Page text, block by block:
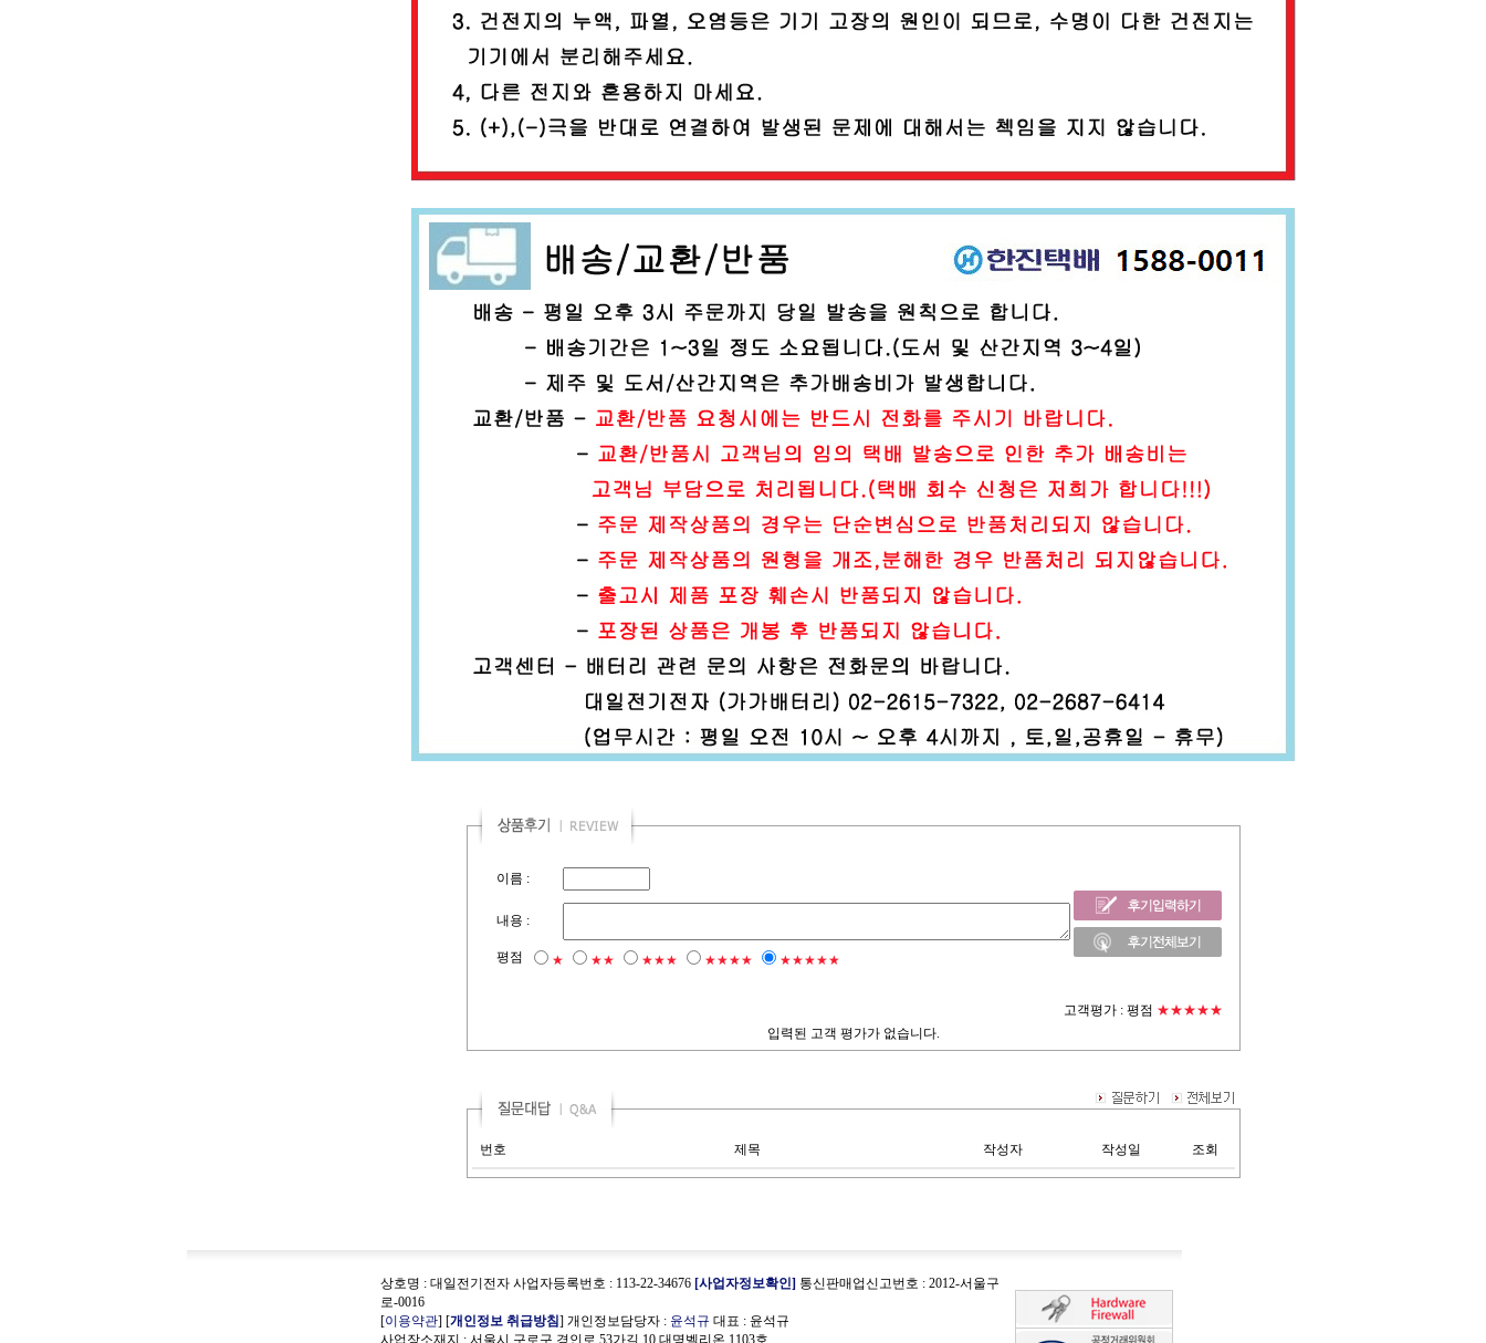
이름 :
내용 :
평점 ★ ★★ ★★★ ★★★★ ★★★★★
고객평가 : 평점 ★★★★★
입력된 고객 평가가 없습니다.
번호 제목 작성자 작성일 조회
상호명 : 대일전기전자 사업자등록번호 : 113-22-34676 [사업자정보확인] 통신판매업신고번호 : 2012-서울구
로-0016
[이용약관] [개인정보 취급방침] 개인정보담당자 : 윤석규 대표 : 윤석규
사업장소재지 : 서울시 구로구 경인로 53가길 10 대명벨리온 1103호